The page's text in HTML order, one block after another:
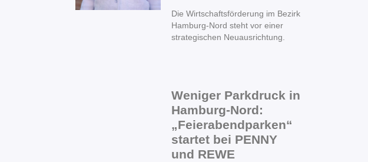
Die Wirtschaftsförderung im Bezirk
Hamburg-Nord steht vor einer
strategischen Neuausrichtung.
Weniger Parkdruck in
Hamburg-Nord:
„Feierabendparken“
startet bei PENNY
und REWE